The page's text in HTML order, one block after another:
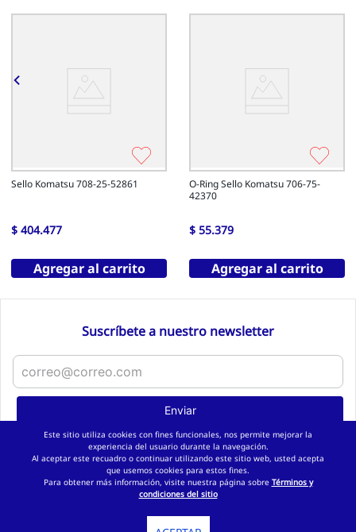
Sello Komatsu 708-25-52861
$ 404.477
Agregar al carrito
O-Ring Sello Komatsu 706-75-
42370
$ 55.379
Agregar al carrito
Suscríbete a nuestro newsletter
Enviar
Aceptas Tratamiento de datos personales
Este sitio utiliza cookies con fines funcionales, nos permite mejorar la
experiencia del usuario durante la navegación.
Al aceptar este recuadro o continuar utilizando este sitio web, usted acepta
que usemos cookies para estos fines.
Para obtener más información, visite nuestra página sobre Términos y
condiciones del sitio